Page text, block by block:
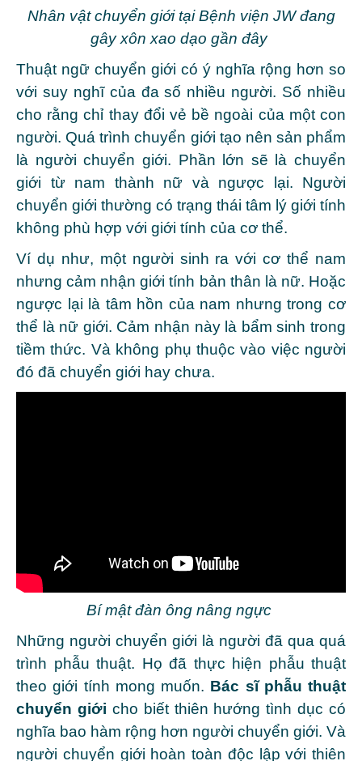
Nhân vật chuyển giới tại Bệnh viện JW đang
gây xôn xao dạo gần đây
Thuật ngữ chuyển giới có ý nghĩa rộng hơn so
với suy nghĩ của đa số nhiều người. Số nhiều
cho rằng chỉ thay đổi vẻ bề ngoài của một con
người. Quá trình chuyển giới tạo nên sản phẩm
là người chuyển giới. Phần lớn sẽ là chuyển
giới từ nam thành nữ và ngược lại. Người
chuyển giới thường có trạng thái tâm lý giới tính
không phù hợp với giới tính của cơ thể.
Ví dụ như, một người sinh ra với cơ thể nam
nhưng cảm nhận giới tính bản thân là nữ. Hoặc
ngược lại là tâm hồn của nam nhưng trong cơ
thể là nữ giới. Cảm nhận này là bẩm sinh trong
tiềm thức. Và không phụ thuộc vào việc người
đó đã chuyển giới hay chưa.
Bí mật đàn ông nâng ngực
Những người chuyển giới là người đã qua quá
trình phẫu thuật. Họ đã thực hiện phẫu thuật
theo giới tính mong muốn. Bác sĩ phẫu thuật
chuyển giới cho biết thiên hướng tình dục có
nghĩa bao hàm rộng hơn người chuyển giới. Và
người chuyển giới hoàn toàn độc lập với thiên